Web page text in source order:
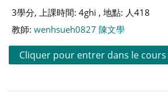
3學分, 上課時間: 4ghi , 地點: 人418
教師: wenhsueh0827 陳文學
Cliquer pour entrer dans le cours